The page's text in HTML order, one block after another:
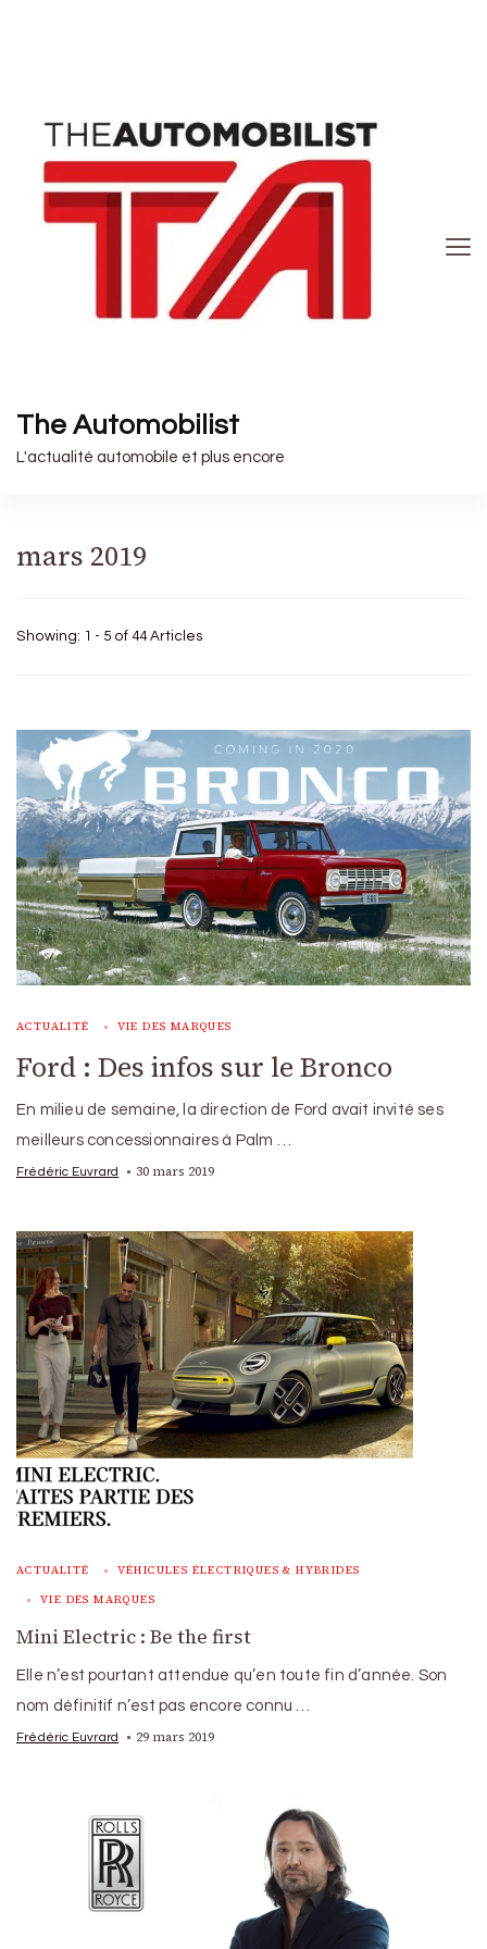
The Automobilist
L'actualité automobile et plus encore
mars 2019
Showing: 1 - 5 of 44 Articles
ACTUALITÉ VIE DES MARQUES
Ford : Des infos sur le Bronco
En milieu de semaine, la direction de Ford avait invité ses
meilleurs concessionnaires à Palm …
Frédéric Euvrard 30 mars 2019
ACTUALITÉ VÉHICULES ÉLECTRIQUES & HYBRIDES
VIE DES MARQUES
Mini Electric : Be the first
Elle n’est pourtant attendue qu’en toute fin d’année. Son
nom définitif n’est pas encore connu …
Frédéric Euvrard 29 mars 2019